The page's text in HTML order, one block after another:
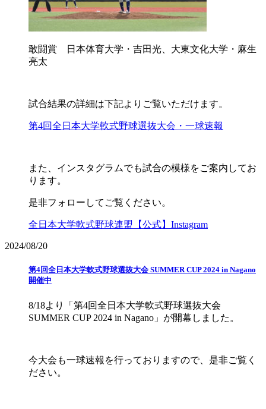
敢闘賞 日本体育大学・吉田光、大東文化大学・麻生
亮太
試合結果の詳細は下記よりご覧いただけます。
第4回全日本大学軟式野球選抜大会・一球速報
また、インスタグラムでも試合の模様をご案内してお
ります。
是非フォローしてご覧ください。
全日本大学軟式野球連盟【公式】Instagram
2024/08/20
第4回全日本大学軟式野球選抜大会 SUMMER CUP 2024 in Nagano
開催中
8/18より「第4回全日本大学軟式野球選抜大会
SUMMER CUP 2024 in Nagano」が開幕しました。
今大会も一球速報を行っておりますので、是非ご覧く
ださい。